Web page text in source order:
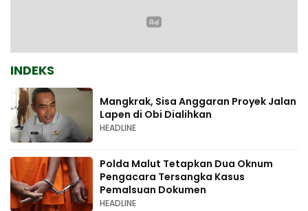
INDEKS
Mangkrak, Sisa Anggaran Proyek Jalan
Lapen di Obi Dialihkan
HEADLINE
Polda Malut Tetapkan Dua Oknum
Pengacara Tersangka Kasus
Pemalsuan Dokumen
HEADLINE